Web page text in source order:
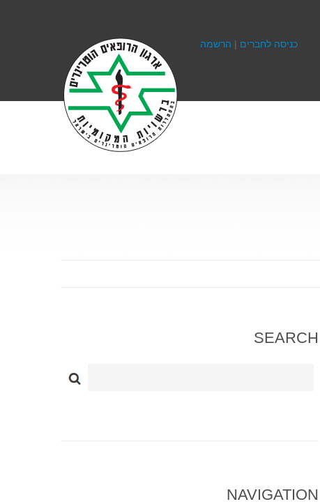
כניסה לחברים | הרשמה
SEARCH
NAVIGATION